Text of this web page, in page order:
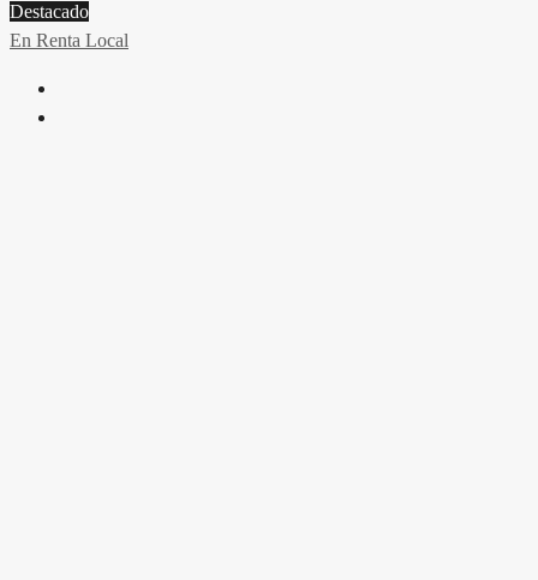
Destacado
En Renta Local